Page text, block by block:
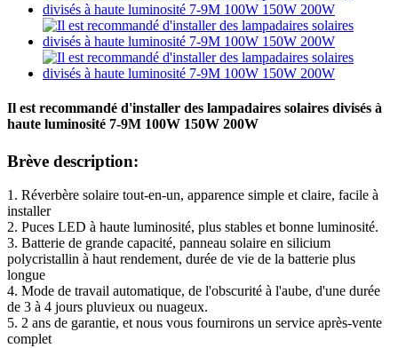
Il est recommandé d'installer des lampadaires solaires divisés à
haute luminosité 7-9M 100W 150W 200W
Brève description:
1. Réverbère solaire tout-en-un, apparence simple et claire, facile à
installer
2. Puces LED à haute luminosité, plus stables et bonne luminosité.
3. Batterie de grande capacité, panneau solaire en silicium
polycristallin à haut rendement, durée de vie de la batterie plus
longue
4. Mode de travail automatique, de l'obscurité à l'aube, d'une durée
de 3 à 4 jours pluvieux ou nuageux.
5. 2 ans de garantie, et nous vous fournirons un service après-vente
complet